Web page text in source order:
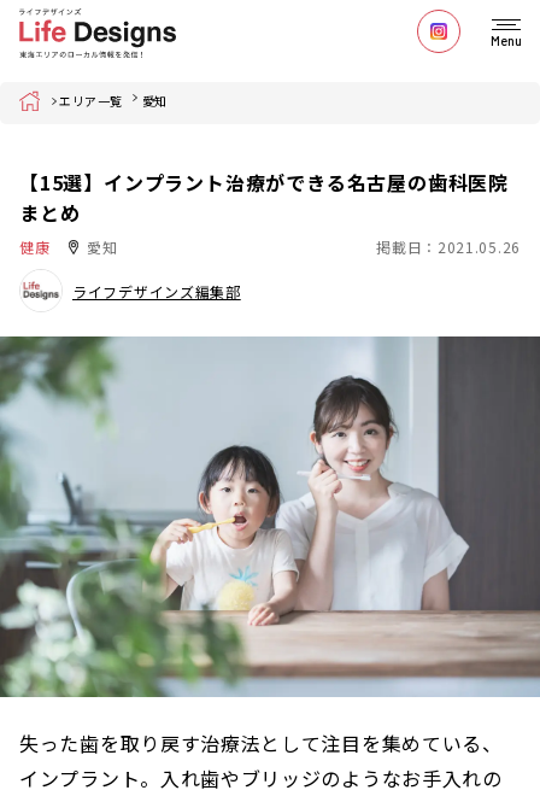
Menu
Home エリア一覧 愛知
【15選】インプラント治療ができる名古屋の歯科医院
まとめ
健康 愛知 掲載日：2021.05.26
ライフデザインズ編集部
失った歯を取り戻す治療法として注目を集めている、
インプラント。入れ歯やブリッジのようなお手入れの